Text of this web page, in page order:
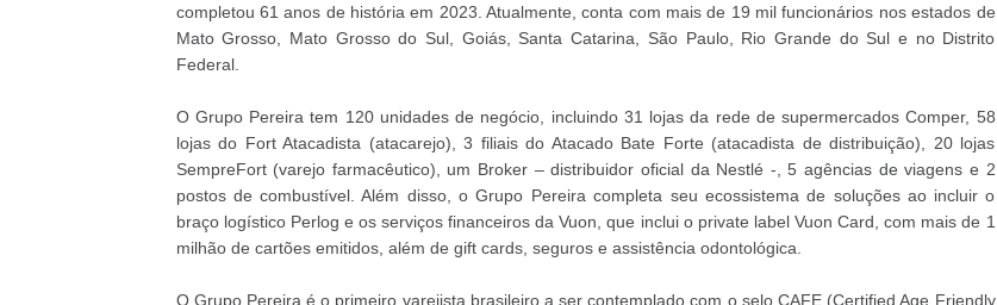
completou 61 anos de história em 2023. Atualmente, conta com mais de 19 mil funcionários nos estados de
Mato Grosso, Mato Grosso do Sul, Goiás, Santa Catarina, São Paulo, Rio Grande do Sul e no Distrito
Federal.
O Grupo Pereira tem 120 unidades de negócio, incluindo 31 lojas da rede de supermercados Comper, 58
lojas do Fort Atacadista (atacarejo), 3 filiais do Atacado Bate Forte (atacadista de distribuição), 20 lojas
SempreFort (varejo farmacêutico), um Broker – distribuidor oficial da Nestlé -, 5 agências de viagens e 2
postos de combustível. Além disso, o Grupo Pereira completa seu ecossistema de soluções ao incluir o
braço logístico Perlog e os serviços financeiros da Vuon, que inclui o private label Vuon Card, com mais de 1
milhão de cartões emitidos, além de gift cards, seguros e assistência odontológica.
O Grupo Pereira é o primeiro varejista brasileiro a ser contemplado com o selo CAFE (Certified Age Friendly